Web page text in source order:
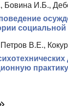
Бовина И.Б.,
социальной
В.Е.,
практику